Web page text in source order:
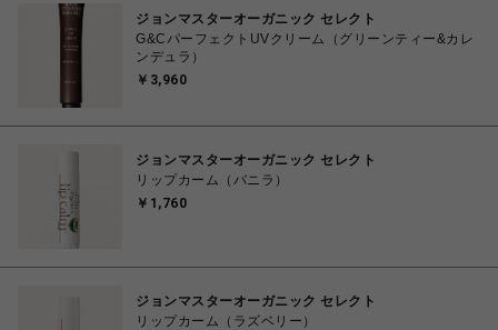
ジョンマスターオーガニック セレクト
G&CパーフェクトUVクリーム（グリーンティー&カレ
ンデュラ）
￥3,960
ジョンマスターオーガニック セレクト
リップカーム（バニラ）
￥1,760
ジョンマスターオーガニック セレクト
リップカーム（ラズベリー）